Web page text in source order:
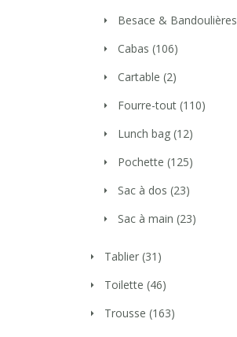
Besace & Bandoulières
Cabas (106)
Cartable (2)
Fourre-tout (110)
Lunch bag (12)
Pochette (125)
Sac à dos (23)
Sac à main (23)
Tablier (31)
Toilette (46)
Trousse (163)